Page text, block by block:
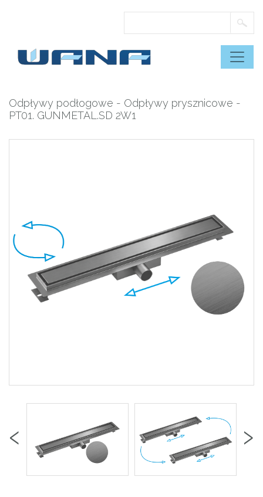
Odpływy podłogowe - Odpływy prysznicowe -
PT01. GUNMETAL.SD 2W1
‹ ›